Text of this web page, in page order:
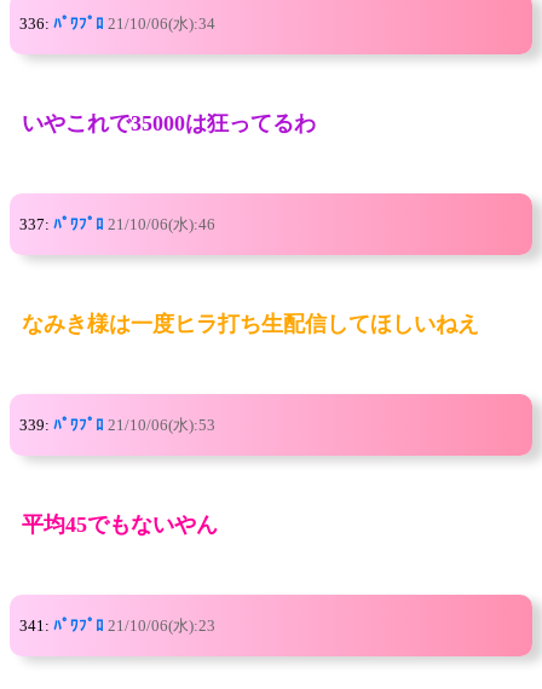
336: ﾊﾟﾜﾌﾟﾛ 21/10/06(水):34
いやこれで35000は狂ってるわ
337: ﾊﾟﾜﾌﾟﾛ 21/10/06(水):46
なみき様は一度ヒラ打ち生配信してほしいねえ
339: ﾊﾟﾜﾌﾟﾛ 21/10/06(水):53
平均45でもないやん
341: ﾊﾟﾜﾌﾟﾛ 21/10/06(水):23